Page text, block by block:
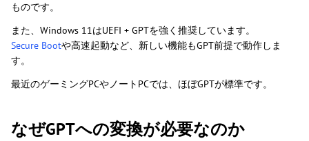
ものです。
また、Windows 11はUEFI + GPTを強く推奨しています。
Secure Bootや高速起動など、新しい機能もGPT前提で動作しま
す。
最近のゲーミングPCやノートPCでは、ほぼGPTが標準です。
なぜGPTへの変換が必要なのか